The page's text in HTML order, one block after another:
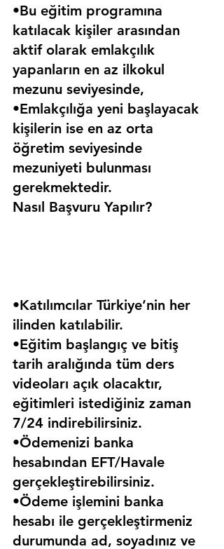
•Bu eğitim programına
katılacak kişiler arasından
aktif olarak emlakçılık
yapanların en az ilkokul
mezunu seviyesinde,
•Emlakçılığa yeni başlayacak
kişilerin ise en az orta
öğretim seviyesinde
mezuniyeti bulunması
gerekmektedir.
Nasıl Başvuru Yapılır?
•Katılımcılar Türkiye’nin her
ilinden katılabilir.
•Eğitim başlangıç ve bitiş
tarih aralığında tüm ders
videoları açık olacaktır,
eğitimleri istediğiniz zaman
7/24 indirebilirsiniz.
•Ödemenizi banka
hesabından EFT/Havale
gerçekleştirebilirsiniz.
•Ödeme işlemini banka
hesabı ile gerçekleştirmeniz
durumunda ad, soyadınız ve